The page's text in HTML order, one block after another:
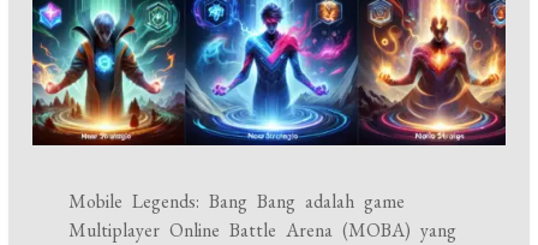
Mobile Legends: Bang Bang adalah game
Multiplayer Online Battle Arena (MOBA) yang